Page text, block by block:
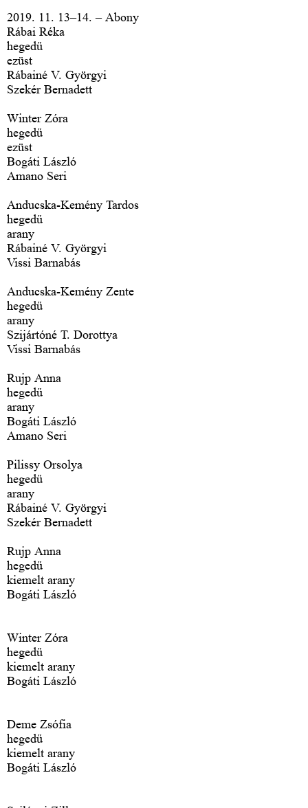
2019. 11. 13–14. – Abony
Rábai Réka
hegedű
ezüst
Rábainé V. Györgyi
Szekér Bernadett
Winter Zóra
hegedű
ezüst
Bogáti László
Amano Seri
Anducska-Kemény Tardos
hegedű
arany
Rábainé V. Györgyi
Vissi Barnabás
Anducska-Kemény Zente
hegedű
arany
Szijártóné T. Dorottya
Vissi Barnabás
Rujp Anna
hegedű
arany
Bogáti László
Amano Seri
Pilissy Orsolya
hegedű
arany
Rábainé V. Györgyi
Szekér Bernadett
Rujp Anna
hegedű
kiemelt arany
Bogáti László
Winter Zóra
hegedű
kiemelt arany
Bogáti László
Deme Zsófia
hegedű
kiemelt arany
Bogáti László